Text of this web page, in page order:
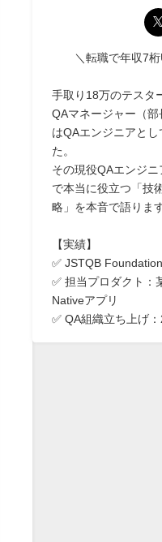
＼転職で年収7桁
手取り18万のテスタ
QAマネージャー（
はQAエンジニアと
た。
その現役QAエンジ
で本当に役立つ「技
略」を本音で語りま
【実績】
✅ JSTQB
✅ 担当プロダクト：
Nativeアプリ
✅ QA組織立ち上げ